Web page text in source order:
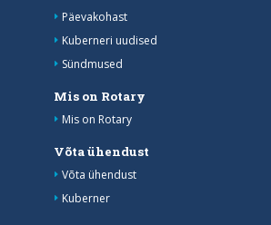
Päevakohast
Kuberneri uudised
Sündmused
Mis on Rotary
Mis on Rotary
Võta ühendust
Võta ühendust
Kuberner